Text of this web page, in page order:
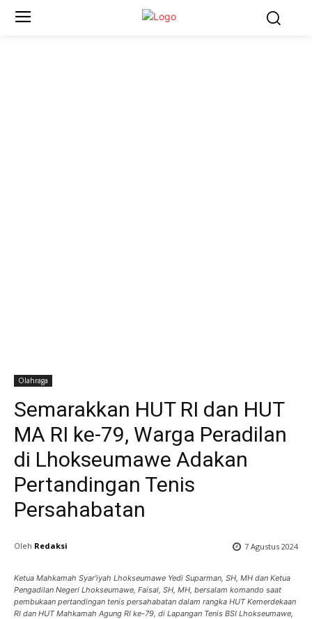
Olahraga
Semarakkan HUT RI dan HUT
MA RI ke-79, Warga Peradilan
di Lhokseumawe Adakan
Pertandingan Tenis
Persahabatan
Oleh Redaksi 7 Agustus 2024
Ketua Mahkamah Syar'iyah Lhokseumawe Yedi Suparman, SH, MH dan Ketua
Pengadilan Negeri Lhokseumawe, Faisal, SH, MH, bersalam komando saat
pembukaan pertandingan tenis persahabatan dalam rangka HUT Kemerdekaan
RI dan HUT Mahkamah Agung RI ke-79, di Lapangan Tenis BSI Lhokseumawe,